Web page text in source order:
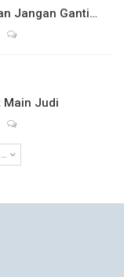
Jangan Ganti…
Main Judi